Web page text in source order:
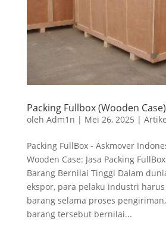
Packing Fullbox (Wooden Case)
oleh Adm1n | Mei 26, 2025 |
Packing FullBox - Askmover
Wooden Case: Jasa Packing
Barang Bernilai Tinggi Dalam
ekspor, para pelaku industri
barang selama proses
barang tersebut bernilai...